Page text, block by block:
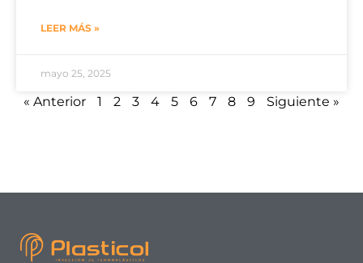
LEER MÁS »
mayo 25, 2025
« Anterior 1 2 3 4 5 6 7 8 9 Siguiente »